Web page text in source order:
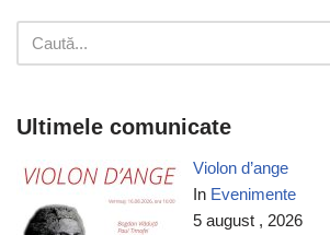
Ultimele comunicate
Violon d’ange
In Evenimente
5 august , 2026